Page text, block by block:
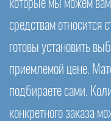
которые мы можем
средствам относится
готовы установить
приемлемой цене.
подбираете сами.
конкретного заказа